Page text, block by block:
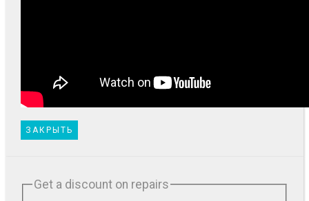
ЗАКРЫТЬ
Get a discount on repairs